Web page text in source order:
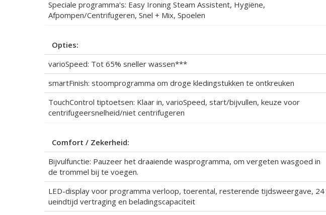
Speciale programma's: Easy Ironing Steam Assistent, Hygiëne,
Afpompen/Centrifugeren, Snel + Mix, Spoelen
Opties:
varioSpeed: Tot 65% sneller wassen***
smartFinish: stoomprogramma om droge kledingstukken te ontkreuken
TouchControl tiptoetsen: Klaar in, varioSpeed, start/bijvullen, keuze voor
centrifugeersnelheid/niet centrifugeren
Comfort / Zekerheid:
Bijvulfunctie: Pauzeer het draaiende wasprogramma, om vergeten wasgoed in
de trommel bij te voegen.
LED-display voor programma verloop, toerental, resterende tijdsweergave, 24
ueindtijd vertraging en beladingscapaciteit